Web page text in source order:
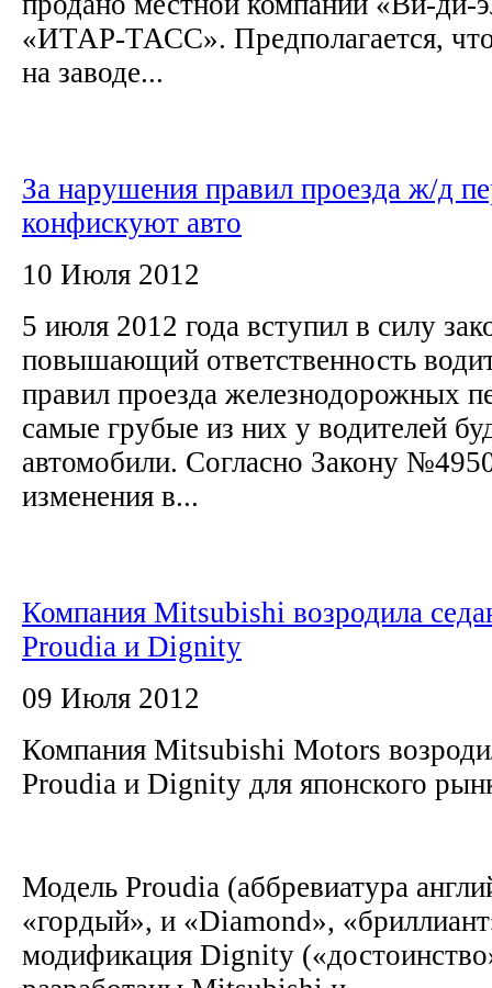
«ИТАР-ТАСС». Предполагается,
на заводе...
За нарушения правил проезда ж/д
конфискуют авто
10 Июля 2012
5 июля 2012 года вступил в силу
повышающий ответственность
правил проезда железнодорожных
самые грубые из них у водителей
автомобили. Согласно Закону
изменения в...
Компания Mitsubishi возродила
Proudia и Dignity
09 Июля 2012
Компания Mitsubishi Motors
Proudia и Dignity для японского
Модель Proudia (аббревиатура
«гордый», и «Diamond»,
модификация Dignity